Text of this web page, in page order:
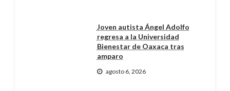
Joven autista Ángel Adolfo
regresa a la Universidad
Bienestar de Oaxaca tras
amparo
agosto 6, 2026